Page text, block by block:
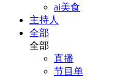
ai美食
主持人
全部
全部
直播
节目单